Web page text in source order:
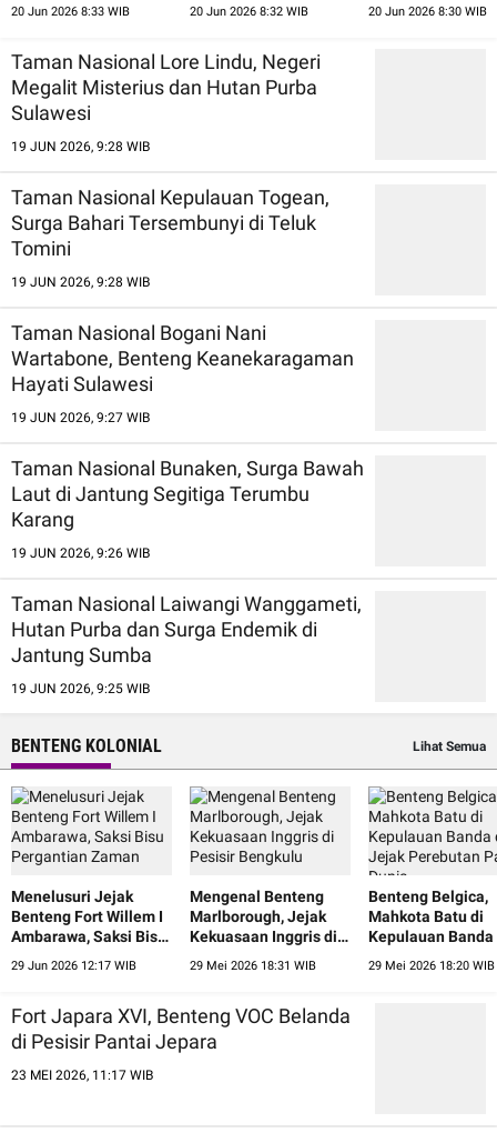
20 Jun 2026 8:33 WIB 20 Jun 2026 8:32 WIB 20 Jun 2026 8:30 WIB
Taman Nasional Lore Lindu, Negeri
Megalit Misterius dan Hutan Purba
Sulawesi
19 JUN 2026, 9:28 WIB
Taman Nasional Kepulauan Togean,
Surga Bahari Tersembunyi di Teluk
Tomini
19 JUN 2026, 9:28 WIB
Taman Nasional Bogani Nani
Wartabone, Benteng Keanekaragaman
Hayati Sulawesi
19 JUN 2026, 9:27 WIB
Taman Nasional Bunaken, Surga Bawah
Laut di Jantung Segitiga Terumbu
Karang
19 JUN 2026, 9:26 WIB
Taman Nasional Laiwangi Wanggameti,
Hutan Purba dan Surga Endemik di
Jantung Sumba
19 JUN 2026, 9:25 WIB
BENTENG KOLONIAL Lihat Semua
Menelusuri Jejak
Benteng Fort Willem I
Ambarawa, Saksi Bisu
Pergantian Zaman
29 Jun 2026 12:17 WIB
Mengenal Benteng
Marlborough, Jejak
Kekuasaan Inggris di
Pesisir Bengkulu
29 Mei 2026 18:31 WIB
Benteng Belgica,
Mahkota Batu di
Kepulauan Banda
Jejak Perebutan
29 Mei 2026 18:20 WIB
Fort Japara XVI, Benteng VOC Belanda
di Pesisir Pantai Jepara
23 MEI 2026, 11:17 WIB